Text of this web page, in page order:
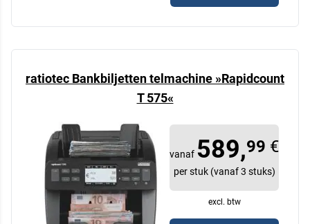
ratiotec Bankbiljetten telmachine »Rapidcount
T 575«
vanaf 589,99 €
per stuk (vanaf 3 stuks)
excl. btw